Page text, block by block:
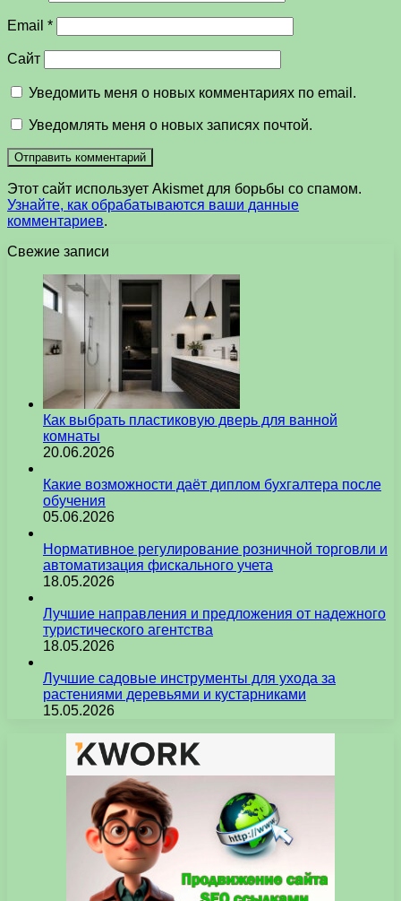
Email *
Сайт
Уведомить меня о новых комментариях по email.
Уведомлять меня о новых записях почтой.
Этот сайт использует Akismet для борьбы со спамом.
Узнайте, как обрабатываются ваши данные
комментариев.
Свежие записи
Как выбрать пластиковую дверь для ванной
комнаты
20.06.2026
Какие возможности даёт диплом бухгалтера после
обучения
05.06.2026
Нормативное регулирование розничной торговли и
автоматизация фискального учета
18.05.2026
Лучшие направления и предложения от надежного
туристического агентства
18.05.2026
Лучшие садовые инструменты для ухода за
растениями деревьями и кустарниками
15.05.2026